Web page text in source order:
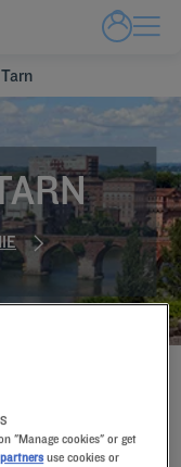
Tarn
HOTELS
"Manage cookies" or get
use cookies or